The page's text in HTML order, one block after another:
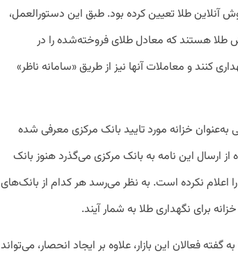
آنلاین طلا تعیین کرده بود. طبق این دستورالعمل،
طلا هستند که معادل طلای فروخته‌شده را در
کنند و معاملات آنها نیز از طریق «سامانه ناظر»
به‌عنوان خزانه مورد تایید بانک مرکزی معرفی شده
ارسال این نامه به بانک مرکزی می‌گذرد هنوز بانک
اعلام نکرده است. به نظر می‌رسد هر کدام از بانک‌های
برای نگهداری طلا به شمار آیند.
گفته فعالان این بازار، علاوه بر ایجاد انحصار، می‌تواند